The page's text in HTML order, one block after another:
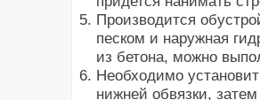
Производится
песком и наружная
из бетона, можно
Необходимо
нижней обвязки,